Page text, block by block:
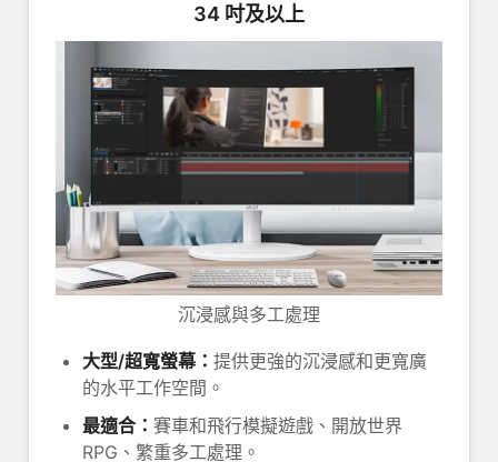
34 吋及以上
沉浸感與多工處理
大型/超寬螢幕： 提供更強的沉浸感和更寬廣
的水平工作空間。
最適合： 賽車和飛行模擬遊戲、開放世界
RPG、繁重多工處理。